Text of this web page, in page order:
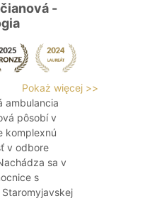
-
Pokaż więcej >>
ambulancia
pôsobí v
komplexnú
v odbore
sa v
s